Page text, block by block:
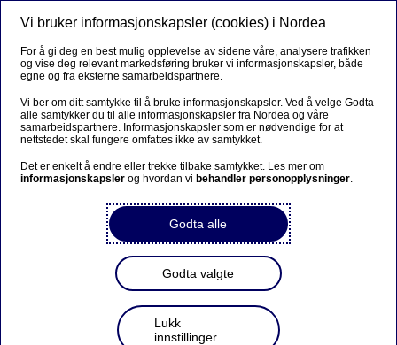
Vi bruker informasjonskapsler (cookies) i Nordea
For å gi deg en best mulig opplevelse av sidene våre, analysere trafikken
og vise deg relevant markedsføring bruker vi informasjonskapsler, både
egne og fra eksterne samarbeidspartnere.
Vi ber om ditt samtykke til å bruke informasjonskapsler. Ved å velge Godta
alle samtykker du til alle informasjonskapsler fra Nordea og våre
samarbeidspartnere. Informasjonskapsler som er nødvendige for at
nettstedet skal fungere omfattes ikke av samtykket.
Det er enkelt å endre eller trekke tilbake samtykket. Les mer om
informasjonskapsler og hvordan vi behandler personopplysninger.
Godta alle
Godta valgte
Lukk
innstillinger